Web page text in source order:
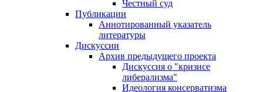
Честный суд
Публикации
Аннотированный указатель
литературы
Дискуссии
Архив предыдущего проекта
Дискуссия о "кризисе
либерализма"
Идеология консерватизма